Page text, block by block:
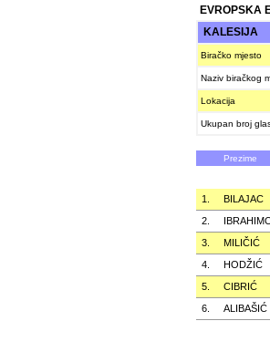
EVROPSKA
KALESIJA
Biračko mjesto
Naziv biračkog
Lokacija
Ukupan broj
Prezime
1. BILAJAC
2.
3.
MILIČIĆ
4.
HODŽIĆ
5.
CIBRIĆ
6.
ALIBAŠIĆ